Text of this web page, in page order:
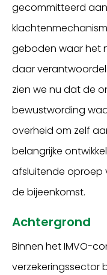
gecommitteerd
geboden waar het
daar
zien we nu dat de
bewustwording
overheid om zelf
belangrijke
afsluitende oproep
de bijeenkomst.
Achtergrond
Binnen het IMVO-
verzekeringssector